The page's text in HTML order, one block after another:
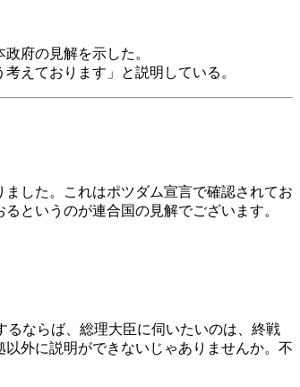
府の見解を示した。
えております」と説明している。
した。これはポツダム宣言で確認されてお
というのが連合国の見解でございます。
ならば、総理大臣に伺いたいのは、終戦
外に説明ができないじゃありませんか。不